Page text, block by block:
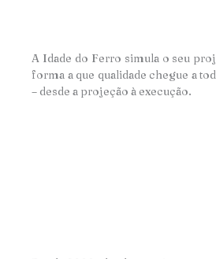
A Idade do Ferro simula o seu
forma a que qualidade chegue a
– desde a projeção à execução.